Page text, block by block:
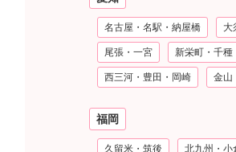
名古屋・名駅・納屋橋 大
尾張・一宮 新栄町・千種
西三河・豊田・岡崎 金山
福岡
久留米・筑後 北九州・小